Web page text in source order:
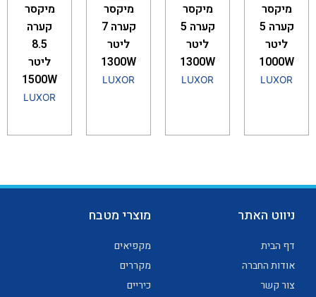
מיקסר
קערה 5
ליטר
1000W
LUXOR
מיקסר
קערה 5
ליטר
1300W
LUXOR
מיקסר
קערה 7
ליטר
1300W
LUXOR
מיקסר
קערה
8.5
ליטר
1500W
LUXOR
ניווט האתר
דף הבית
אודות החברה
צור קשר
מוצרי מטבח
מקפיאים
מקררים
כיריים